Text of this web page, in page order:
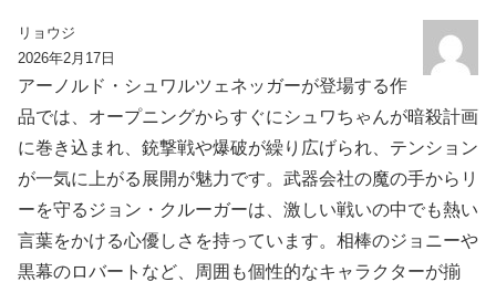
リョウジ
2026年2月17日
アーノルド・シュワルツェネッガーが登場する作
品では、オープニングからすぐにシュワちゃんが暗殺計画
に巻き込まれ、銃撃戦や爆破が繰り広げられ、テンション
が一気に上がる展開が魅力です。武器会社の魔の手からリ
ーを守るジョン・クルーガーは、激しい戦いの中でも熱い
言葉をかける心優しさを持っています。相棒のジョニーや
黒幕のロバートなど、周囲も個性的なキャラクターが揃